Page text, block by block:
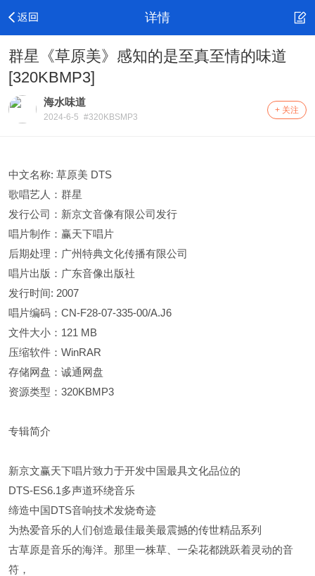
详情
群星《草原美》感知的是至真至情的味道
[320KBMP3]
海水味道
2024-6-5 #320KBSMP3
+ 关注
中文名称: 草原美 DTS
歌唱艺人：群星
发行公司：新京文音像有限公司发行
唱片制作：赢天下唱片
后期处理：广州特典文化传播有限公司
唱片出版：广东音像出版社
发行时间: 2007
唱片编码：CN-F28-07-335-00/A.J6
文件大小：121 MB
压缩软件：WinRAR
存储网盘：诚通网盘
资源类型：320KBMP3
专辑简介
新京文赢天下唱片致力于开发中国最具文化品位的
DTS-ES6.1多声道环绕音乐
缔造中国DTS音响技术发烧奇迹
为热爱音乐的人们创造最佳最美最震撼的传世精品系列
古草原是音乐的海洋。那里一株草、一朵花都跳跃着灵动的音
符，